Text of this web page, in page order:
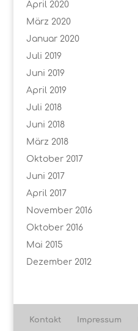
April 2020
März 2020
Januar 2020
Juli 2019
Juni 2019
April 2019
Juli 2018
Juni 2018
März 2018
Oktober 2017
Juni 2017
April 2017
November 2016
Oktober 2016
Mai 2015
Dezember 2012
Kontakt Impressum